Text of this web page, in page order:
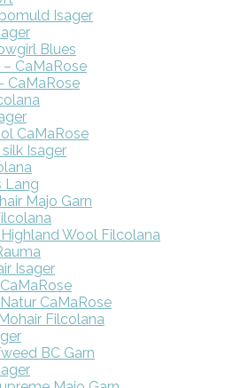
Isager
Blues
CaMaRose
CaMaRose
CaMaRose
Isager
Lang
Majo Garn
Highland Wool Filcolana
Isager
CaMaRose
Filcolana
BC Garn